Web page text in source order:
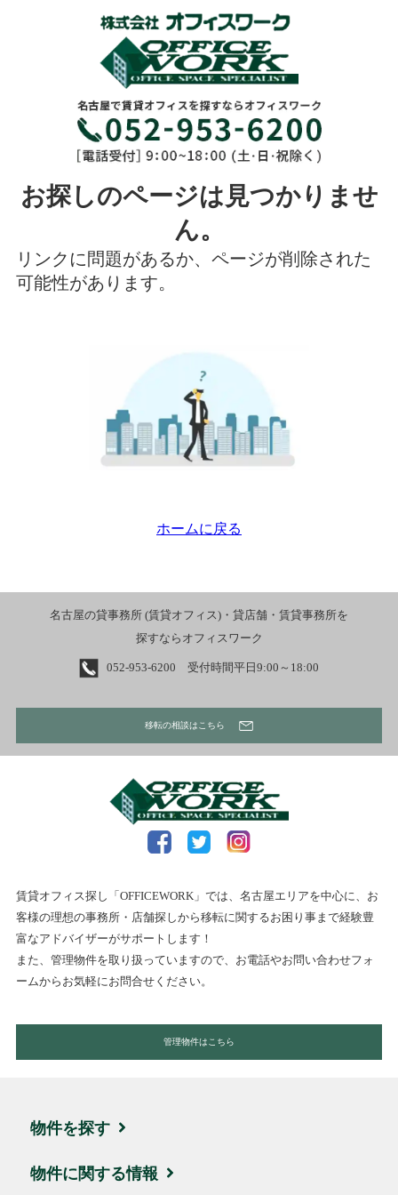
お探しのページは見つかりませ
ん。
リンクに問題があるか、ページが削除された
可能性があります。
ホームに戻る
名古屋の貸事務所 (賃貸オフィス)・貸店舗・賃貸事務所を
探すならオフィスワーク
052-953-6200 受付時間平日9:00～18:00
移転の相談はこちら
賃貸オフィス探し「OFFICEWORK」では、名古屋エリアを中心に、お
客様の理想の事務所・店舗探しから移転に関するお困り事まで経験豊
富なアドバイザーがサポートします！
また、管理物件を取り扱っていますので、お電話やお問い合わせフォ
ームからお気軽にお問合せください。
管理物件はこちら
物件を探す
エリア・住所から探す
物件に関する情報